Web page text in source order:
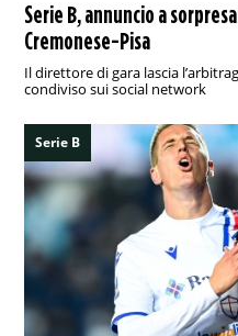
Serie B, annuncio a
Cremonese-Pisa
Il direttore di gara lascia
condiviso sui social network
Serie B